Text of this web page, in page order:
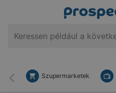
Vissza
Szupermarketek